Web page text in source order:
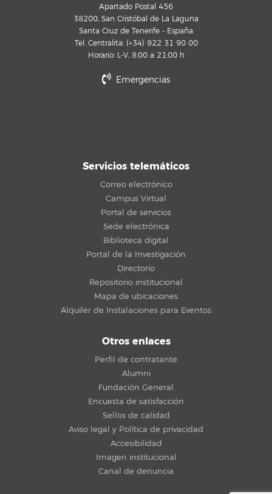
Apartado Postal 456
38200, San Cristóbal de La Laguna
Santa Cruz de Tenerife - España
Tel. Centralita: (+34) 922 31 90 00
Horario: L-V, 8:00 a 21:00 h
Emergencias
Servicios telemáticos
Correo electrónico
Campus Virtual
Portal de servicios
Sede electrónica
Biblioteca digital
Portal de la Investigación
Directorio
Repositorio institucional
Mapa de ubicaciones
Alquiler de Instalaciones para Eventos
Otros enlaces
Perfil de contratante
Alumni
Fundación General
Encuesta de satisfacción
Sellos de calidad
Aviso legal y Política de privacidad
Accesibilidad
Imagen institucional
Canal de denuncia